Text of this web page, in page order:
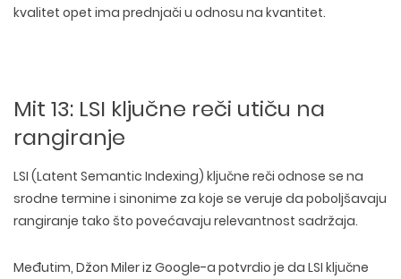
kvalitet opet ima prednjači u odnosu na kvantitet.
Mit 13: LSI ključne reči utiču na
rangiranje
LSI (Latent Semantic Indexing) ključne reči odnose se na
srodne termine i sinonime za koje se veruje da poboljšavaju
rangiranje tako što povećavaju relevantnost sadržaja.
Međutim, Džon Miler iz Google-a potvrdio je da LSI ključne